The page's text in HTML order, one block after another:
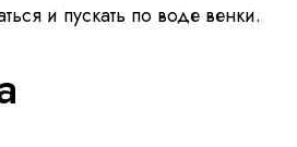
и пускать по воде венки.